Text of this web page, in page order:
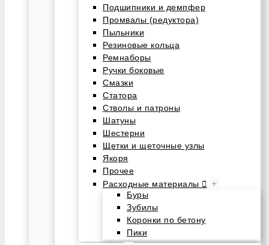
Подшипники и демпфер
Промвалы (редуктора)
Пыльники
Резиновые кольца
Ремнаборы
Ручки боковые
Смазки
Статора
Стволы и патроны
Шатуны
Шестерни
Щетки и щеточные узлы
Якоря
Прочее
Расходные материалы
+
Буры
Зубилы
Коронки по бетону
Пики